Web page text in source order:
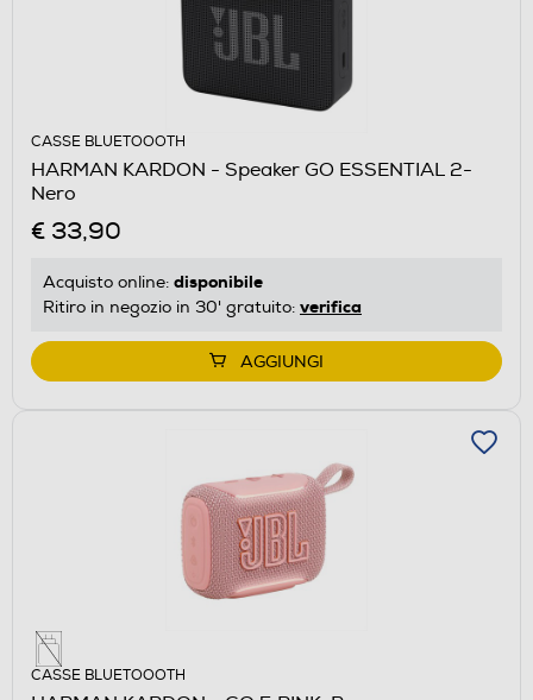
CASSE BLUETOOOTH
HARMAN KARDON - Speaker GO ESSENTIAL 2-
Nero
€ 33,90
Acquisto online: disponibile
Ritiro in negozio in 30' gratuito: verifica
AGGIUNGI
CASSE BLUETOOOTH